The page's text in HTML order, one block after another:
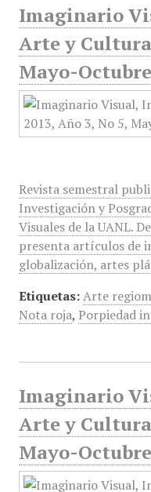
Imaginario
Arte y
Mayo-Octubre
Revista semestral
Investigación y
Visuales de la UANL.
presenta artículos de
globalización, artes
Etiquetas: Arte
Nota roja, Porpiedad
Imaginario
Arte y
Mayo-Octubre